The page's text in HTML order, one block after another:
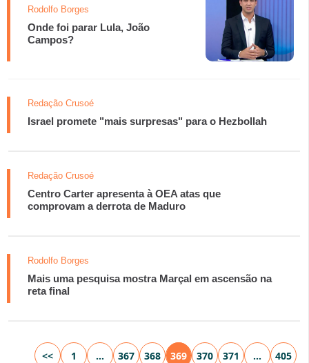
Rodolfo Borges
Onde foi parar Lula, João
Campos?
Redação Crusoé
Israel promete "mais surpresas" para o Hezbollah
Redação Crusoé
Centro Carter apresenta à OEA atas que
comprovam a derrota de Maduro
Rodolfo Borges
Mais uma pesquisa mostra Marçal em ascensão na
reta final
<< 1 … 367 368 369 370 371 …
405